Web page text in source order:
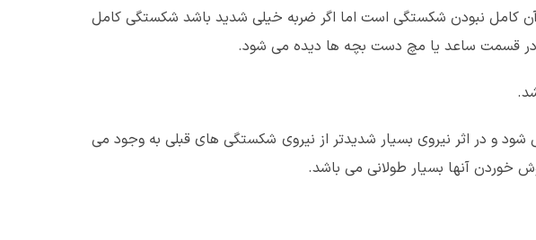
کامل نبودن شکستگی است اما اگر ضربه خیلی شدید باشد شکستگی کامل
در قسمت ساعد یا مچ دست بچه ها دیده می شود.
در اثر نیروی بسیار شدیدتر از نیروی شکستگی های قبلی به وجود می
خوردن آنها بسیار طولانی می باشد.